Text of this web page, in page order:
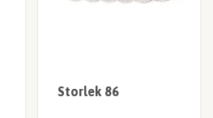
Storlek 86